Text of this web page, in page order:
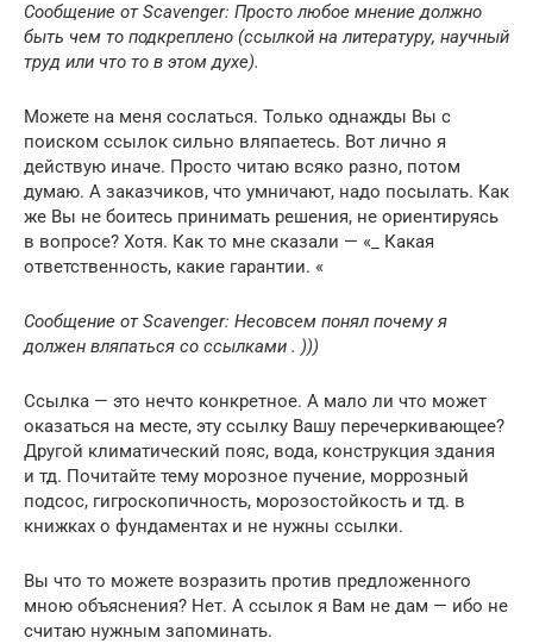
Сообщение от Scavenger: Просто любое мнение должно
быть чем то подкреплено (ссылкой на литературу, научный
труд или что то в этом духе).
Можете на меня сослаться. Только однажды Вы с
поиском ссылок сильно вляпаетесь. Вот лично я
действую иначе. Просто читаю всяко разно, потом
думаю. А заказчиков, что умничают, надо посылать. Как
же Вы не боитесь принимать решения, не ориентируясь
в вопросе? Хотя. Как то мне сказали — «_ Какая
ответственность, какие гарантии. «
Сообщение от Scavenger: Несовсем понял почему я
должен вляпаться со ссылками . )))
Ссылка — это нечто конкретное. А мало ли что может
оказаться на месте, эту ссылку Вашу перечеркивающее?
Другой климатический пояс, вода, конструкция здания
и тд. Почитайте тему морозное пучение, моррозный
подсос, гигроскопичность, морозостойкость и тд. в
книжках о фундаментах и не нужны ссылки.
Вы что то можете возразить против предложенного
мною объяснения? Нет. А ссылок я Вам не дам — ибо не
считаю нужным запоминать.